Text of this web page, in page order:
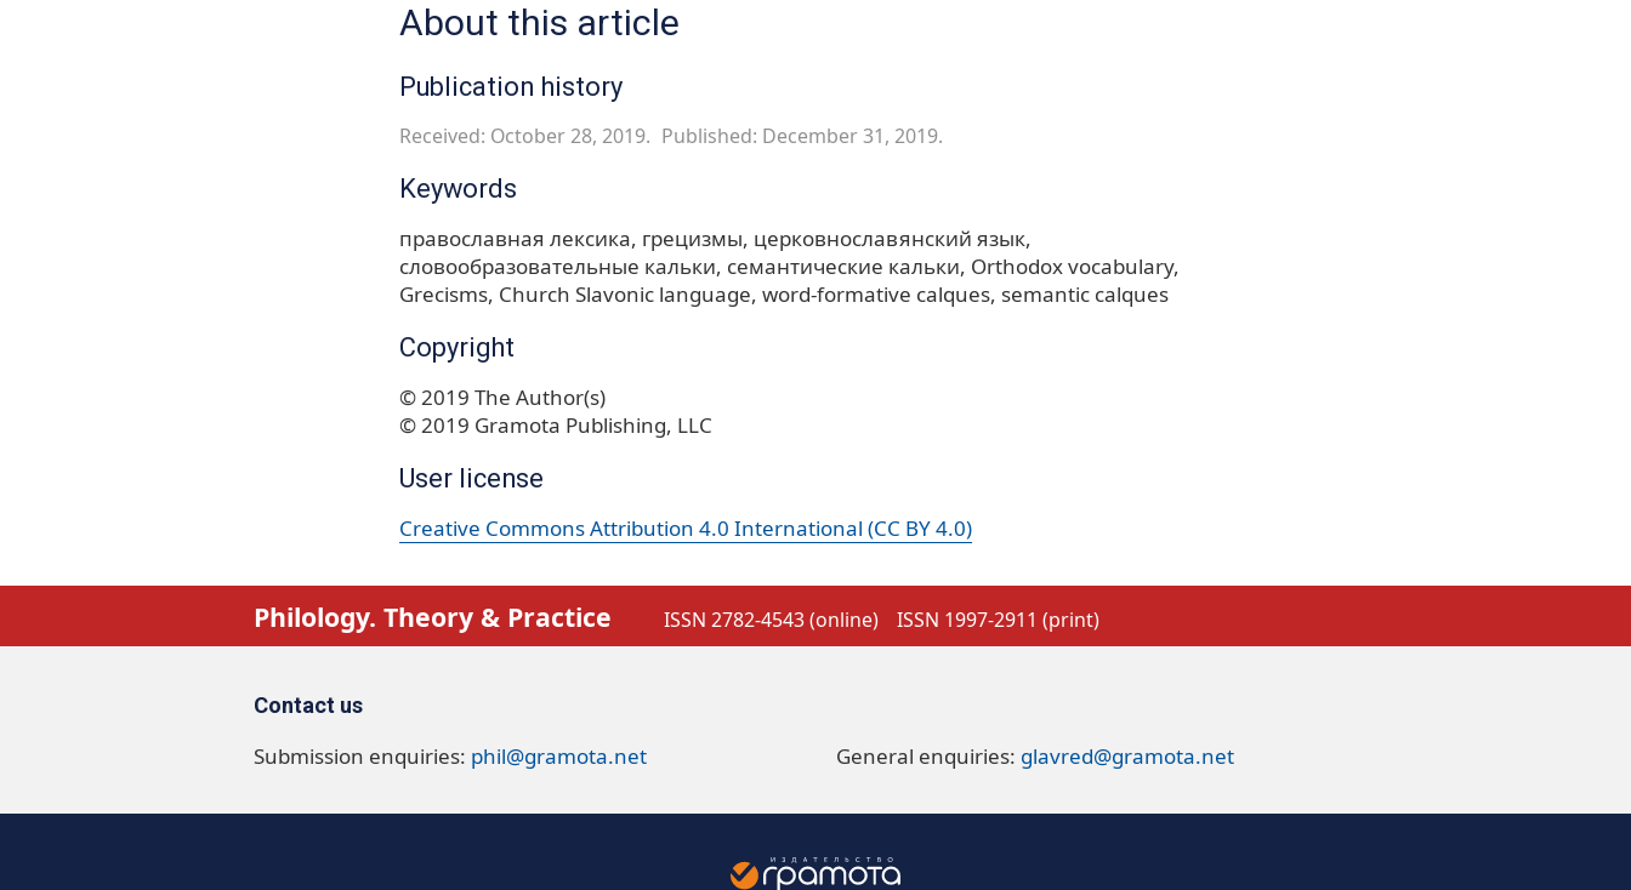
About this article
Publication history
Received: October 28, 2019. Published: December 31, 2019.
Keywords
православная лексика грецизмы церковнославянский язык
словообразовательные кальки семантические кальки Orthodox vocabulary
Grecisms Church Slavonic language word-formative calques semantic calques
Copyright
© 2019 The Author(s)
© 2019 Gramota Publishing, LLC
User license
Creative Commons Attribution 4.0 International (CC BY 4.0)
Philology. Theory & Practice ISSN 2782-4543 (online) ISSN 1997-2911 (print)
Contact us
Submission enquiries: phil@gramota.net General enquiries: glavred@gramota.net